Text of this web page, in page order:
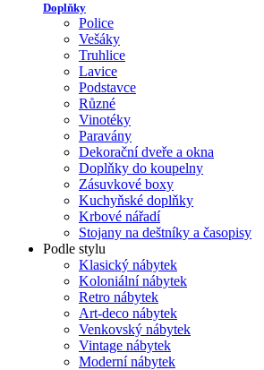
Doplňky
Police
Vešáky
Truhlice
Lavice
Podstavce
Různé
Vinotéky
Paravány
Dekorační dveře a okna
Doplňky do koupelny
Zásuvkové boxy
Kuchyňské doplňky
Krbové nářadí
Stojany na deštníky a časopisy
Podle stylu
Klasický nábytek
Koloniální nábytek
Retro nábytek
Art-deco nábytek
Venkovský nábytek
Vintage nábytek
Moderní nábytek